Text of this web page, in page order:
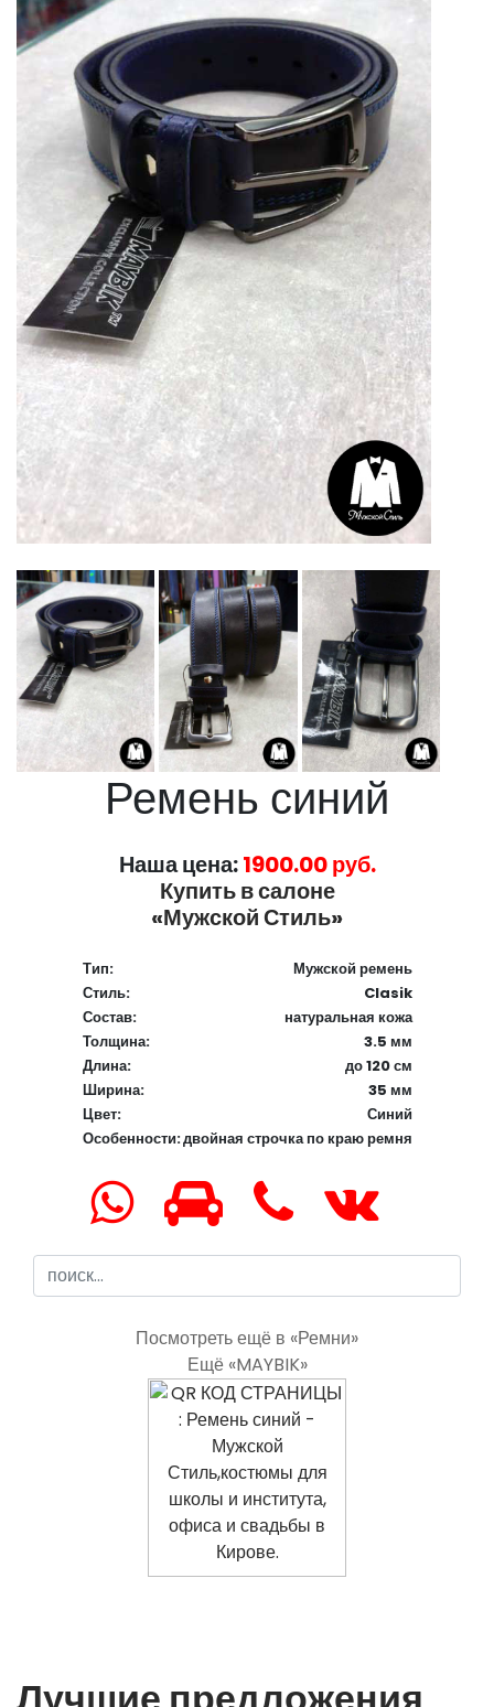
Ремень синий
Наша цена:1900.00 руб.
Купить в салоне
«Мужской Стиль»
Тип:
Мужской ремень
Стиль:
Clasik
Состав:
натуральная кожа
Толщина:
3.5 мм
Длина:
до 120 см
Ширина:
35 мм
Цвет:
Синий
Особенности:двойная строчка по краю ремня
Посмотреть ещё в «Ремни»
Ещё «MAYBIK»